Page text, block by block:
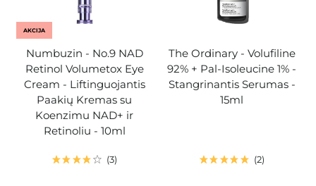
AKCIJA
Numbuzin - No.9 NAD
Retinol Volumetox Eye
Cream - Liftinguojantis
Paakių Kremas su
Koenzimu NAD+ ir
Retinoliu - 10ml
3
The Ordinary - Volufiline
92% + Pal-Isoleucine 1% -
Stangrinantis Serumas -
15ml
2